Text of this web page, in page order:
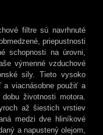
filtre sú navrhnuté
priepustnosti
schopnosti na úrovni,
výmenné vzduchové
sily. Tieto vysoko
a viacnásobne použiť a
životnosti motora.
až šiestich vrstiev
medzi dve hliníkové
a napustený olejom,